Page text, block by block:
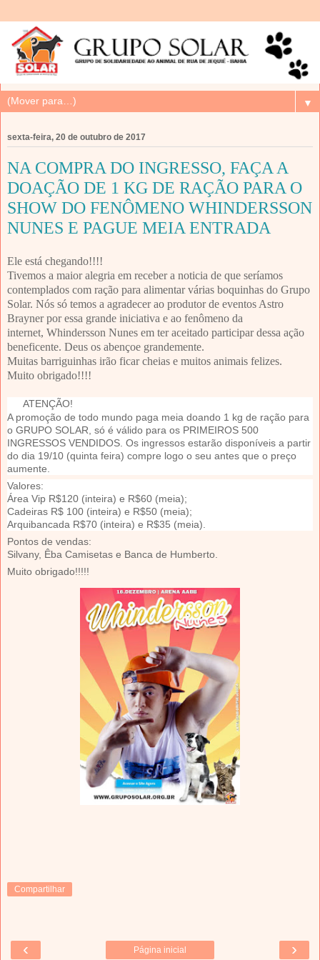
▼
sexta-feira, 20 de outubro de 2017
NA COMPRA DO INGRESSO, FAÇA A
DOAÇÃO DE 1 KG DE RAÇÃO PARA O
SHOW DO FENÔMENO WHINDERSSON
NUNES E PAGUE MEIA ENTRADA
Ele está chegando!!!!
Tivemos a maior alegria em receber a noticia de que seríamos
contemplados com ração para alimentar várias boquinhas do Grupo
Solar. Nós só temos a agradecer ao produtor de eventos Astro
Brayner por essa grande iniciativa e ao fenômeno da
internet, Whindersson Nunes em ter aceitado participar dessa ação
beneficente. Deus os abençoe grandemente.
Muitas barriguinhas irão ficar cheias e muitos animais felizes.
Muito obrigado!!!!
ATENÇÃO!
A promoção de todo mundo paga meia doando 1 kg de ração para
o GRUPO SOLAR, só é válido para os PRIMEIROS 500
INGRESSOS VENDIDOS. Os ingressos estarão disponíveis a partir
do dia 19/10 (quinta feira) compre logo o seu antes que o preço
aumente.
Valores:
Área Vip R$120 (inteira) e R$60 (meia);
Cadeiras R$ 100 (inteira) e R$50 (meia);
Arquibancada R$70 (inteira) e R$35 (meia).
Pontos de vendas:
Silvany, Êba Camisetas e Banca de Humberto.
Muito obrigado!!!!!
Compartilhar
‹ ›
Página inicial